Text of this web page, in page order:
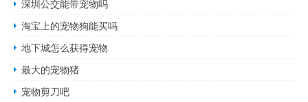
深圳公交能带宠物吗
淘宝上的宠物狗能买吗
地下城怎么获得宠物
最大的宠物猪
宠物剪刀吧